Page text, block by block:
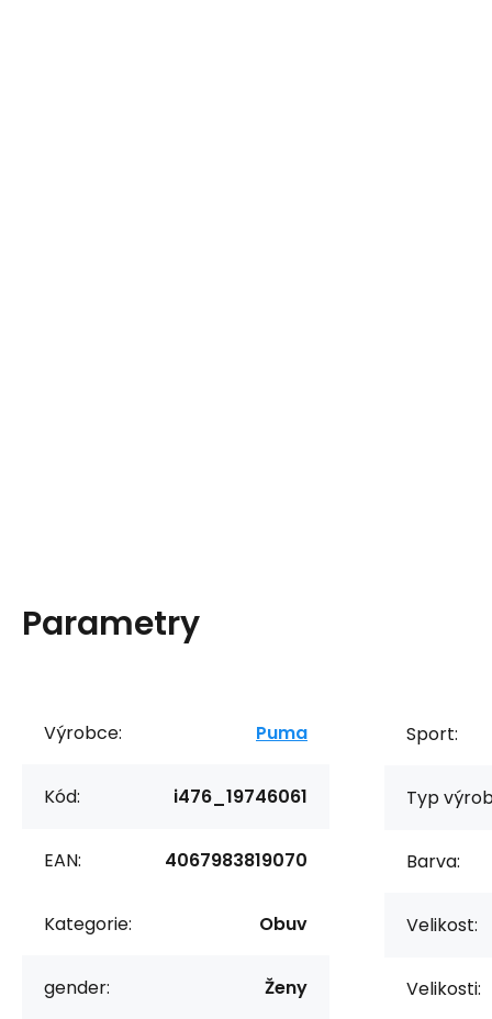
Parametry
Výrobce: Puma
Kód: i476_19746061
EAN: 4067983819070
Kategorie: Obuv
gender: Ženy
Sport:
Typ
Barva:
Velikost:
Velikosti: